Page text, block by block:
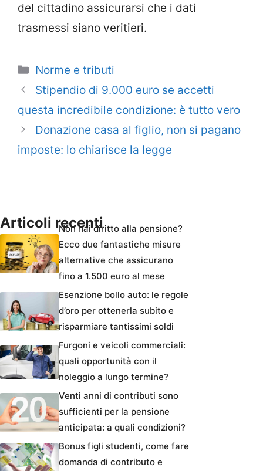
del cittadino assicurarsi che i dati
trasmessi siano veritieri.
Categorie
Norme e tributi
Stipendio di 9.000 euro se accetti
questa incredibile condizione: è tutto vero
Donazione casa al figlio, non si pagano
imposte: lo chiarisce la legge
Articoli recentiNon hai diritto alla pensione?
Ecco due fantastiche misure
alternative che assicurano
fino a 1.500 euro al mese
Esenzione bollo auto: le regole
d’oro per ottenerla subito e
risparmiare tantissimi soldi
Furgoni e veicoli commerciali:
quali opportunità con il
noleggio a lungo termine?
Venti anni di contributi sono
sufficienti per la pensione
anticipata: a quali condizioni?
Bonus figli studenti, come fare
domanda di contributo e